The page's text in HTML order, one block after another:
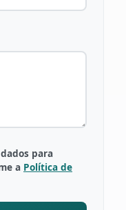
para
a Política de